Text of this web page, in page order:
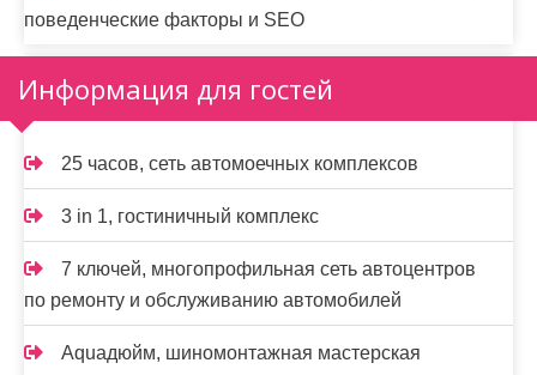
поведенческие факторы и SEO
Информация для гостей
25 часов, сеть автомоечных комплексов
3 in 1, гостиничный комплекс
7 ключей, многопрофильная сеть автоцентров
по ремонту и обслуживанию автомобилей
Aquaдюйм, шиномонтажная мастерская